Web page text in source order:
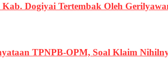
Dogiyai Tertembak Oleh
TPNPB-OPM, Soal Klaim